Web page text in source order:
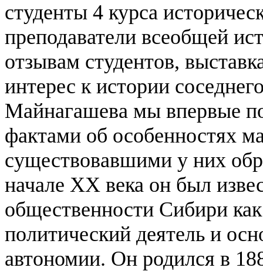
студенты 4 курса
преподаватели всеобщей
отзывам студентов,
интерес к истории
Майнагашева мы впервые
фактами об особенностях
существовавшими у них
начале XX века он был
общественности Сибири
политический деятель и
автономии. Он родился в